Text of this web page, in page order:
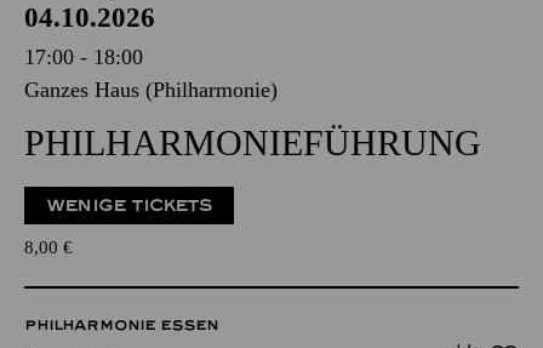
PHILHARMONIE ESSEN
Sonntag
04.10.2026
17:00 - 18:00
PHILHARMONIE­FÜHRUNG
8,00 €